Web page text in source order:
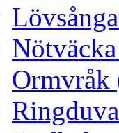
Ormvråk